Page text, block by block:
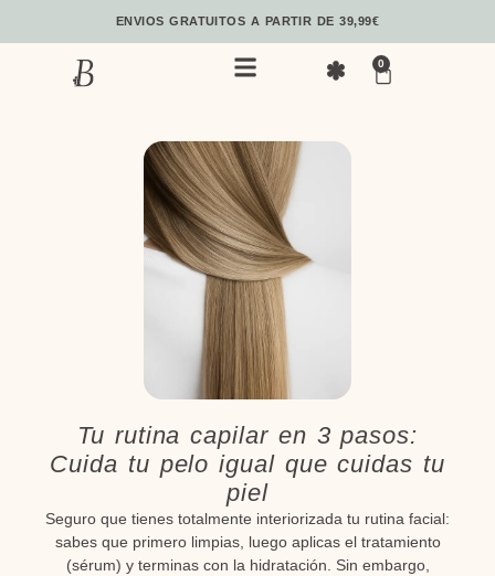
ENVIOS GRATUITOS A PARTIR DE 39,99€
0
Tu rutina capilar en 3 pasos:
Cuida tu pelo igual que cuidas tu
piel
Seguro que tienes totalmente interiorizada tu rutina facial:
sabes que primero limpias, luego aplicas el tratamiento
(sérum) y terminas con la hidratación. Sin embargo,